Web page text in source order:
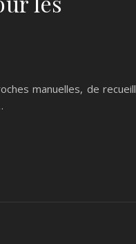
manuelles, de